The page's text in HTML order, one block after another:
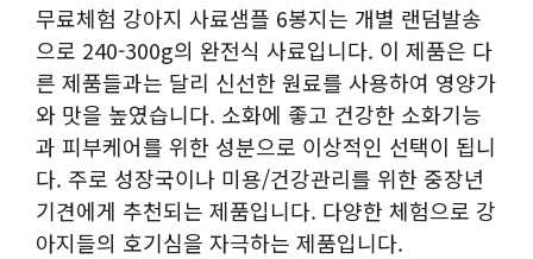
무료체험 강아지 사료샘플 6봉지는 개별 랜덤발송
으로 240-300g의 완전식 사료입니다. 이 제품은 다
른 제품들과는 달리 신선한 원료를 사용하여 영양가
와 맛을 높였습니다. 소화에 좋고 건강한 소화기능
과 피부케어를 위한 성분으로 이상적인 선택이 됩니
다. 주로 성장국이나 미용/건강관리를 위한 중장년
기견에게 추천되는 제품입니다. 다양한 체험으로 강
아지들의 호기심을 자극하는 제품입니다.